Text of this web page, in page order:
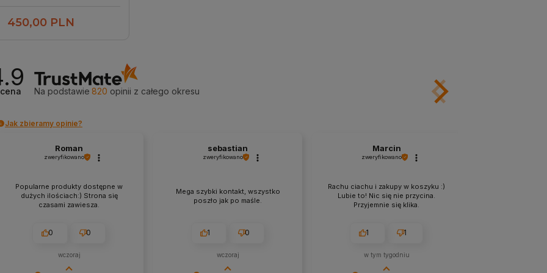
do koszyka
450,00 PLN
Na podstawie 820 opinii z całego okresu
Jak zbieramy opinie?
Roman
zweryfikowano
Popularne produkty dostępne w
dużych ilościach:) Strona się
czasami zawiesza.
0 0
wczoraj
sebastian
zweryfikowano
Mega szybki kontakt, wszystko
poszło jak po maśle.
1 0
wczoraj
Marcin
zweryfikowano
Rachu ciachu i zakupy w koszyku :)
Lubie to! Nic się nie przycina.
Przyjemnie się klika.
1 1
w tym tygodniu